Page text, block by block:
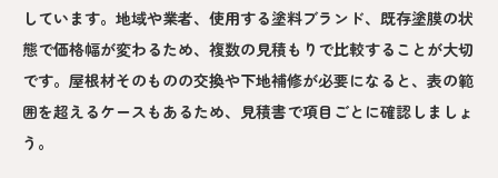
しています。地域や業者、使用する塗料ブランド、既存塗膜の状
態で価格幅が変わるため、複数の見積もりで比較することが大切
です。屋根材そのものの交換や下地補修が必要になると、表の範
囲を超えるケースもあるため、見積書で項目ごとに確認しましょ
う。